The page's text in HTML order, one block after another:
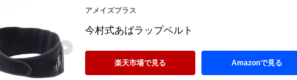
アメイズプラス
今村式あばラップベルト
楽天市場で見る Amazonで見る